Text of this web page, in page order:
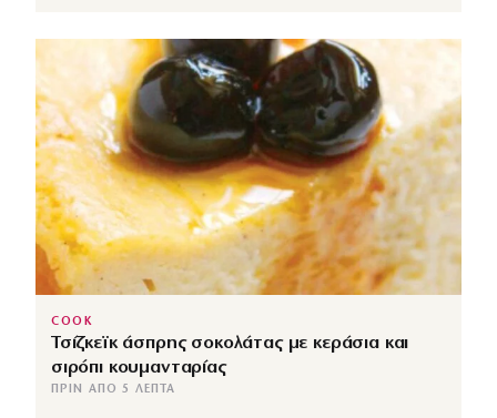
COOK
Τσίζκεϊκ άσπρης σοκολάτας με κεράσια και
σιρόπι κουμανταρίας
ΠΡΙΝ ΑΠΌ 5 ΛΕΠΤΆ